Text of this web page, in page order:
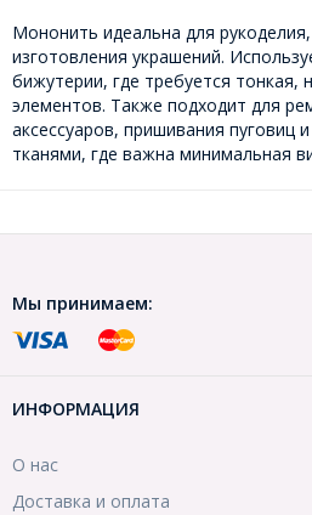
Мононить идеальна для
изготовления украшений.
бижутерии, где требуется тонкая,
элементов. Также подходит для
аксессуаров, пришивания пуговиц
тканями, где важна минимальная
Мы принимаем:
ИНФОРМАЦИЯ
О нас
Доставка и оплата